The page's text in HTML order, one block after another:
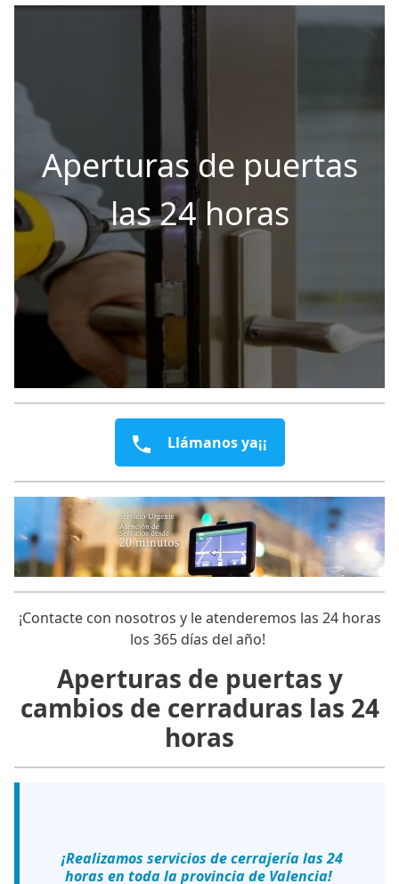
Aperturas de puertas
las 24 horas
Llámanos ya¡¡
¡Contacte con nosotros y le atenderemos las 24 horas
los 365 días del año!
Aperturas de puertas y
cambios de cerraduras las 24
horas
¡Realizamos servicios de cerrajería las 24
horas en toda la provincia de Valencia!